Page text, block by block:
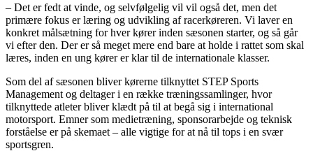
– Det er fedt at vinde, og selvfølgelig vil vil også det, men det
primære fokus er læring og udvikling af racerkøreren. Vi laver en
konkret målsætning for hver kører inden sæsonen starter, og så går
vi efter den. Der er så meget mere end bare at holde i rattet som skal
læres, inden en ung kører er klar til de internationale klasser.
Som del af sæsonen bliver kørerne tilknyttet STEP Sports
Management og deltager i en række træningssamlinger, hvor
tilknyttede atleter bliver klædt på til at begå sig i international
motorsport. Emner som medietræning, sponsorarbejde og teknisk
forståelse er på skemaet – alle vigtige for at nå til tops i en svær
sportsgren.